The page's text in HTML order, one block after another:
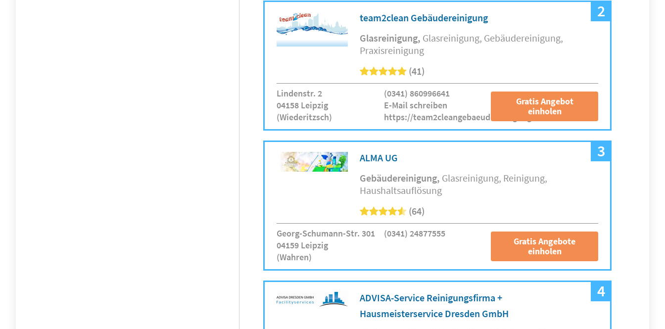
2
team2clean Gebäudereinigung
Glasreinigung Glasreinigung Gebäudereinigung
Praxisreinigung
(41)
Lindenstr. 2
04158 Leipzig
(Wiederitzsch)
(0341) 860996641
E-Mail schreiben
https://team2cleangebaeudereinigung.de
Gratis Angebot
einholen
3
ALMA UG
Gebäudereinigung Glasreinigung Reinigung
Haushaltsauflösung
(64)
Georg-Schumann-Str. 301
04159 Leipzig
(Wahren)
(0341) 24877555
Gratis Angebote
einholen
4
ADVISA-Service Reinigungsfirma +
Hausmeisterservice Dresden GmbH